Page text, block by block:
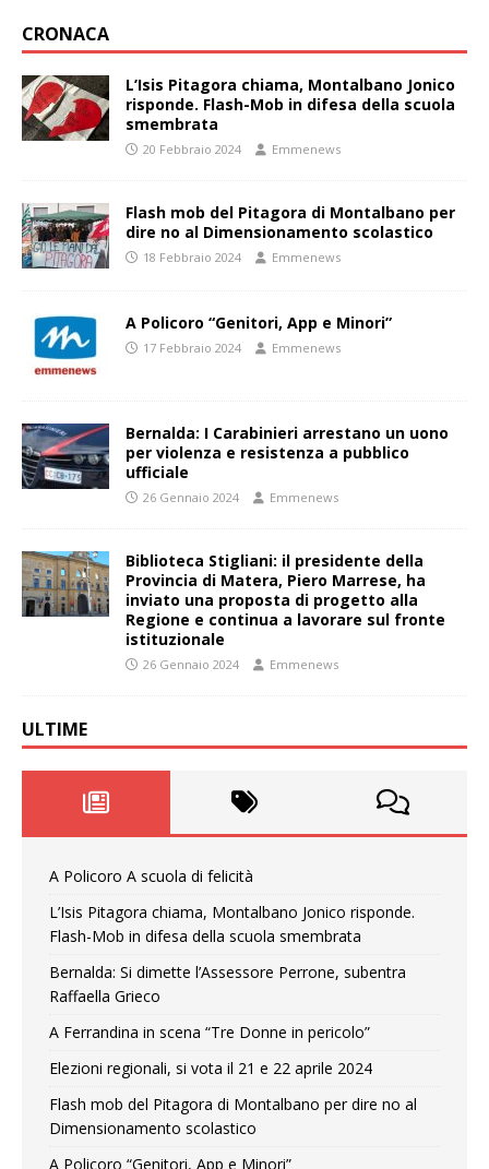
CRONACA
L’Isis Pitagora chiama, Montalbano Jonico
risponde. Flash-Mob in difesa della scuola
smembrata
20 Febbraio 2024 Emmenews
Flash mob del Pitagora di Montalbano per
dire no al Dimensionamento scolastico
18 Febbraio 2024 Emmenews
A Policoro “Genitori, App e Minori”
17 Febbraio 2024 Emmenews
Bernalda: I Carabinieri arrestano un uono
per violenza e resistenza a pubblico
ufficiale
26 Gennaio 2024 Emmenews
Biblioteca Stigliani: il presidente della
Provincia di Matera, Piero Marrese, ha
inviato una proposta di progetto alla
Regione e continua a lavorare sul fronte
istituzionale
26 Gennaio 2024 Emmenews
ULTIME
A Policoro A scuola di felicità
L’Isis Pitagora chiama, Montalbano Jonico risponde.
Flash-Mob in difesa della scuola smembrata
Bernalda: Si dimette l’Assessore Perrone, subentra
Raffaella Grieco
A Ferrandina in scena “Tre Donne in pericolo”
Elezioni regionali, si vota il 21 e 22 aprile 2024
Flash mob del Pitagora di Montalbano per dire no al
Dimensionamento scolastico
A Policoro “Genitori, App e Minori”